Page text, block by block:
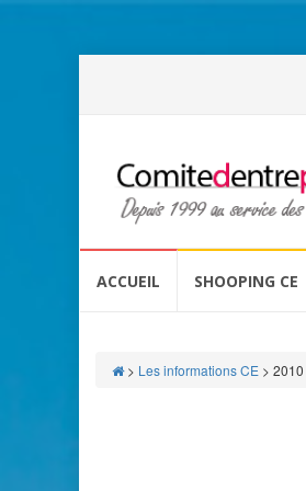
ACCUEIL SHOOPING CE
> Les informations CE > 2010